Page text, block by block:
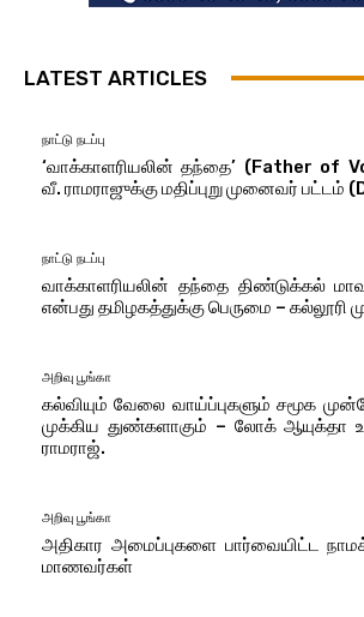
LATEST ARTICLES
நாட்டு நடப்பு
‘வாக்காளரியலின் தந்தை’ (Father of
வீ. ராமராஜுக்கு மதிப்புறு முனைவர் பட்டம்
நாட்டு நடப்பு
வாக்காளரியலின் தந்தை திண்டுக்கல்
என்பது தமிழகத்துக்கு பெருமை – கல்லூரி
அறிவு பூங்கா
கல்வியும் வேலை வாய்ப்புகளும் சமூக
முக்கிய துண்களாகும் – லோக் ஆயுக்தா
ராமராஜ்.
அறிவு பூங்கா
அதிகார அமைப்புகளை பார்வையிட்ட
மாணவர்கள்